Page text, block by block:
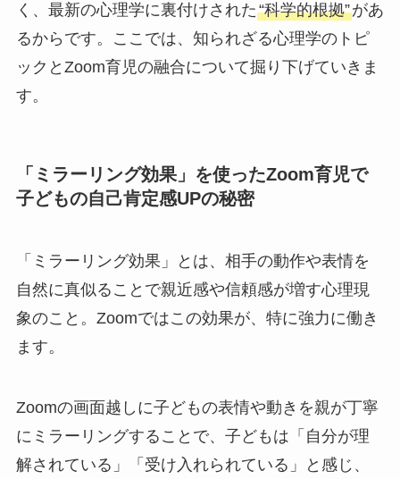
く、最新の心理学に裏付けされた“科学的根拠”があ
るからです。ここでは、知られざる心理学のトピ
ックとZoom育児の融合について掘り下げていきま
す。
「ミラーリング効果」を使ったZoom育児で
子どもの自己肯定感UPの秘密
「ミラーリング効果」とは、相手の動作や表情を
自然に真似ることで親近感や信頼感が増す心理現
象のこと。Zoomではこの効果が、特に強力に働き
ます。
Zoomの画面越しに子どもの表情や動きを親が丁寧
にミラーリングすることで、子どもは「自分が理
解されている」「受け入れられている」と感じ、